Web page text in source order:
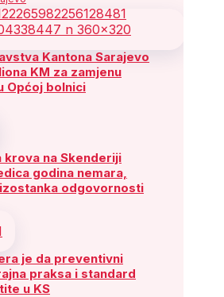
Kantona Sarajevo
KM za zamjenu
Općoj bolnici
krova na Skenderiji
godina nemara,
odgovornosti
je da preventivni
praksa i standard
u KS